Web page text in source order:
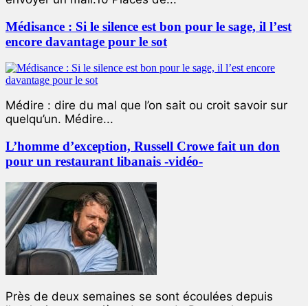
Médisance : Si le silence est bon pour le sage, il l’est
encore davantage pour le sot
Médire : dire du mal que l’on sait ou croit savoir sur
quelqu’un. Médire...
L’homme d’exception, Russell Crowe fait un don
pour un restaurant libanais -vidéo-
Près de deux semaines se sont écoulées depuis